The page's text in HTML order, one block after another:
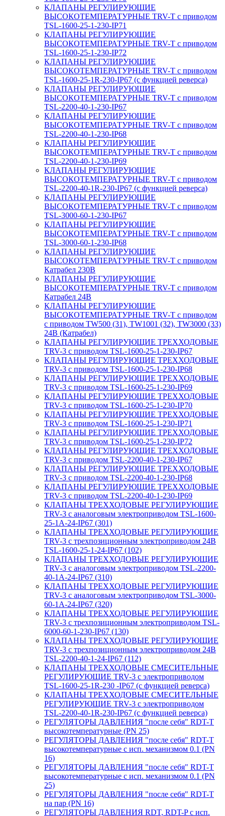
КЛАПАНЫ РЕГУЛИРУЮЩИЕ
ВЫСОКОТЕМПЕРАТУРНЫЕ TRV-T с приводом
TSL-1600-25-1-230-IP71
КЛАПАНЫ РЕГУЛИРУЮЩИЕ
ВЫСОКОТЕМПЕРАТУРНЫЕ TRV-T с приводом
TSL-1600-25-1-230-IP72
КЛАПАНЫ РЕГУЛИРУЮЩИЕ
ВЫСОКОТЕМПЕРАТУРНЫЕ TRV-T с приводом
TSL-1600-25-1R-230-IP67 (с функцией реверса)
КЛАПАНЫ РЕГУЛИРУЮЩИЕ
ВЫСОКОТЕМПЕРАТУРНЫЕ TRV-T с приводом
TSL-2200-40-1-230-IP67
КЛАПАНЫ РЕГУЛИРУЮЩИЕ
ВЫСОКОТЕМПЕРАТУРНЫЕ TRV-T с приводом
TSL-2200-40-1-230-IP68
КЛАПАНЫ РЕГУЛИРУЮЩИЕ
ВЫСОКОТЕМПЕРАТУРНЫЕ TRV-T с приводом
TSL-2200-40-1-230-IP69
КЛАПАНЫ РЕГУЛИРУЮЩИЕ
ВЫСОКОТЕМПЕРАТУРНЫЕ TRV-T с приводом
TSL-2200-40-1R-230-IP67 (с функцией реверса)
КЛАПАНЫ РЕГУЛИРУЮЩИЕ
ВЫСОКОТЕМПЕРАТУРНЫЕ TRV-T с приводом
TSL-3000-60-1-230-IP67
КЛАПАНЫ РЕГУЛИРУЮЩИЕ
ВЫСОКОТЕМПЕРАТУРНЫЕ TRV-T с приводом
TSL-3000-60-1-230-IP68
КЛАПАНЫ РЕГУЛИРУЮЩИЕ
ВЫСОКОТЕМПЕРАТУРНЫЕ TRV-T с приводом
Катрабел 230В
КЛАПАНЫ РЕГУЛИРУЮЩИЕ
ВЫСОКОТЕМПЕРАТУРНЫЕ TRV-T с приводом
Катрабел 24В
КЛАПАНЫ РЕГУЛИРУЮЩИЕ
ВЫСОКОТЕМПЕРАТУРНЫЕ TRV-T с приводом
с приводом TW500 (31), TW1001 (32), TW3000 (33)
24В (Катрабел)
КЛАПАНЫ РЕГУЛИРУЮЩИЕ ТРЕХХОДОВЫЕ
TRV-3 с приводом TSL-1600-25-1-230-IP67
КЛАПАНЫ РЕГУЛИРУЮЩИЕ ТРЕХХОДОВЫЕ
TRV-3 с приводом TSL-1600-25-1-230-IP68
КЛАПАНЫ РЕГУЛИРУЮЩИЕ ТРЕХХОДОВЫЕ
TRV-3 с приводом TSL-1600-25-1-230-IP69
КЛАПАНЫ РЕГУЛИРУЮЩИЕ ТРЕХХОДОВЫЕ
TRV-3 с приводом TSL-1600-25-1-230-IP70
КЛАПАНЫ РЕГУЛИРУЮЩИЕ ТРЕХХОДОВЫЕ
TRV-3 с приводом TSL-1600-25-1-230-IP71
КЛАПАНЫ РЕГУЛИРУЮЩИЕ ТРЕХХОДОВЫЕ
TRV-3 с приводом TSL-1600-25-1-230-IP72
КЛАПАНЫ РЕГУЛИРУЮЩИЕ ТРЕХХОДОВЫЕ
TRV-3 с приводом TSL-2200-40-1-230-IP67
КЛАПАНЫ РЕГУЛИРУЮЩИЕ ТРЕХХОДОВЫЕ
TRV-3 с приводом TSL-2200-40-1-230-IP68
КЛАПАНЫ РЕГУЛИРУЮЩИЕ ТРЕХХОДОВЫЕ
TRV-3 с приводом TSL-2200-40-1-230-IP69
КЛАПАНЫ ТРЕХХОДОВЫЕ РЕГУЛИРУЮЩИЕ
TRV-3 с аналоговым электроприводом TSL-1600-
25-1А-24-IP67 (301)
КЛАПАНЫ ТРЕХХОДОВЫЕ РЕГУЛИРУЮЩИЕ
TRV-3 с трехпозиционным электроприводом 24В
TSL-1600-25-1-24-IP67 (102)
КЛАПАНЫ ТРЕХХОДОВЫЕ РЕГУЛИРУЮЩИЕ
TRV-3 с аналоговым электроприводом TSL-2200-
40-1А-24-IP67 (310)
КЛАПАНЫ ТРЕХХОДОВЫЕ РЕГУЛИРУЮЩИЕ
TRV-3 с аналоговым электроприводом TSL-3000-
60-1А-24-IP67 (320)
КЛАПАНЫ ТРЕХХОДОВЫЕ РЕГУЛИРУЮЩИЕ
TRV-3 с трехпозиционным электроприводом TSL-
6000-60-1-230-IP67 (130)
КЛАПАНЫ ТРЕХХОДОВЫЕ РЕГУЛИРУЮЩИЕ
TRV-3 с трехпозиционным электроприводом 24В
TSL-2200-40-1-24-IP67 (112)
КЛАПАНЫ ТРЕХХОДОВЫЕ СМЕСИТЕЛЬНЫЕ
РЕГУЛИРУЮЩИЕ TRV-3 с электроприводом
TSL-1600-25-1R-230 -IP67 (с функцией реверса)
КЛАПАНЫ ТРЕХХОДОВЫЕ СМЕСИТЕЛЬНЫЕ
РЕГУЛИРУЮЩИЕ TRV-3 с электроприводом
TSL-2200-40-1R-230-IP67 (с функцией реверса)
РЕГУЛЯТОРЫ ДАВЛЕНИЯ "после себя" RDT-T
высокотемпературные (PN 25)
РЕГУЛЯТОРЫ ДАВЛЕНИЯ "после себя" RDT-T
высокотемпературные с исп. механизмом 0.1 (PN
16)
РЕГУЛЯТОРЫ ДАВЛЕНИЯ "после себя" RDT-T
высокотемпературные с исп. механизмом 0.1 (PN
25)
РЕГУЛЯТОРЫ ДАВЛЕНИЯ "после себя" RDT-T
на пар (PN 16)
РЕГУЛЯТОРЫ ДАВЛЕНИЯ RDT, RDT-P с исп.